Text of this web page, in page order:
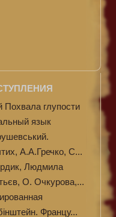
Похвала глупости
язык
А.А.Гречко, С...
Людмила
О. Очкурова,...
Францу...